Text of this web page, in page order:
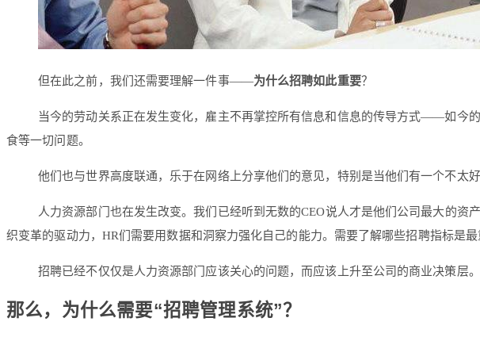
但在此之前，我们还需要理解一件事——为什么招聘如此重要？
当今的劳动关系正在发生变化，雇主不再掌控所有信息和信息的传导方式——如今
食等一切问题。
他们也与世界高度联通，乐于在网络上分享他们的意见，特别是当他们有一个不太
人力资源部门也在发生改变。我们已经听到无数的CEO说人才是他们公司最大的
织变革的驱动力，HR们需要用数据和洞察力强化自己的能力。需要了解哪些招聘指标是
招聘已经不仅仅是人力资源部门应该关心的问题，而应该上升至公司的商业决策层。
那么，为什么需要“招聘管理系统”？